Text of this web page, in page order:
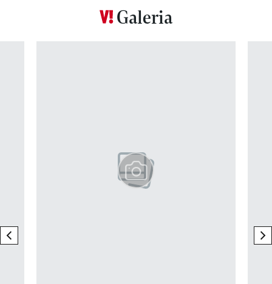
Galeria
previous element